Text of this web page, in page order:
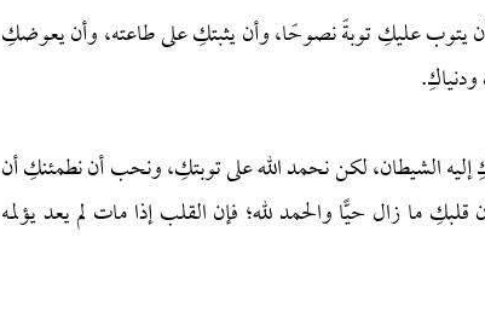
عليكِ توبةً نصوحًا، وأن يثبتكِ على طاعته، وأن يعوضكِ
الشيطان، لكن نحمد الله على توبتكِ، ونحب أن نطمئنكِ أن
ما زال حيًّا والحمد لله؛ فإن القلب إذا مات لم يعد يؤلمه